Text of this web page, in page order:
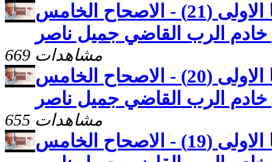
كنوز مخفيّه "رسالة يوحنا الاولى (21) - الاصحاح الخامس
669 مشاهدات
كنوز مخفيّه "رسالة يوحنا الاولى (20) - الاصحاح الخامس
655 مشاهدات
كنوز مخفيّه "رسالة يوحنا الاولى (19) - الاصحاح الخامس